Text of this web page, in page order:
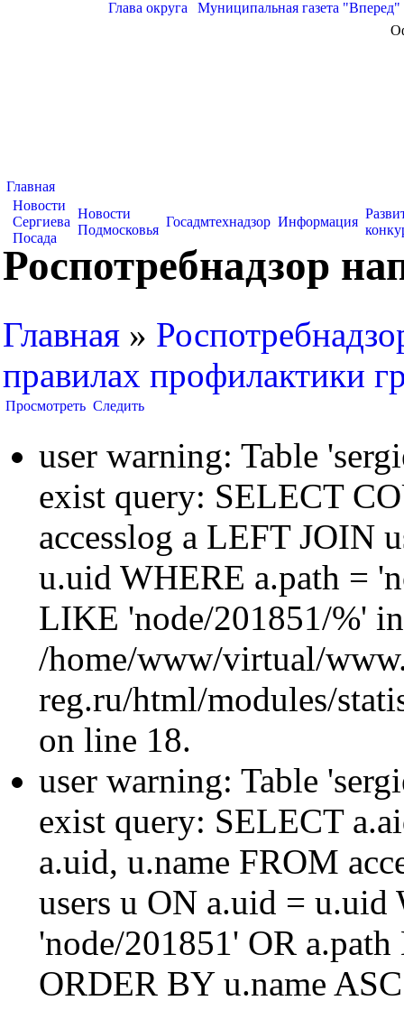
Глава округа Муниципальная газета "Вперед"
Главная
Новости
Сергиева
Посада
Новости
Подмосковья
Госадмтехнадзор Информация
Роспотребнадзор
Главная »
правилах профилактики
Просмотреть Следить
user warning: Table
exist query: SELECT
accesslog a LEFT JOIN
u.uid WHERE a.path =
LIKE 'node/201851/%' in
/home/www/virtual/
reg.ru/html/modules/
on line 18.
user warning: Table
exist query: SELECT
a.uid, u.name FROM
users u ON a.uid = u.uid
'node/201851' OR
ORDER BY u.name